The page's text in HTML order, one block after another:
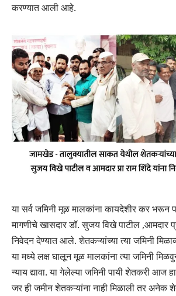
करण्यात आली आहे.
या सर्व जमिनी मूळ मालकांना कायदेशीर कर भरून
मागणीचे खासदार डॉ. सुजय विखे पाटील ,आमदार
निवेदन देण्यात आले. शेतकऱ्यांच्या त्या जमिनी
या मध्ये लक्ष घालून मूळ मालकांना त्या जमिनी
न्याय द्यावा. या गेलेल्या जमिनी पायी शेतकरी आज
जर ही जमीन शेतकऱ्यांना नाही मिळाली तर अनेक